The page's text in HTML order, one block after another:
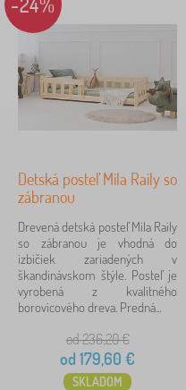
y
i
k
Štítky
✓
Zľavy
493
Tip58
BAZAR
28
Značky
FILTROVANIE
Detská posteľ Mila Raily so
zábranou
Drevená detská posteľ Mila Raily
so zábranou je vhodná do
izbičiek zariadených v
škandinávskom štýle. Posteľ je
vyrobená z kvalitného
borovicového dreva. Predná...
od 236,20€
od 179,60 €
SKLADOM